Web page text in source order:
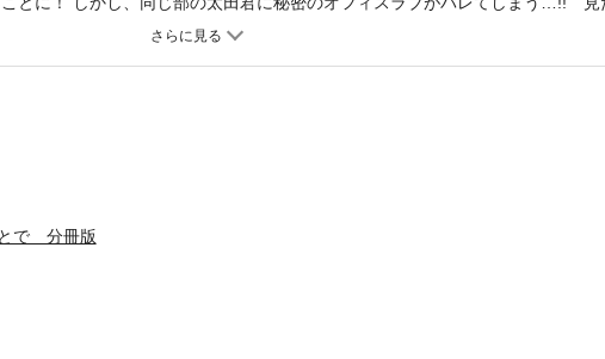
か…！ 超絶美男美女の恋模様に大波乱が――!? お菓子会社で繰り広げられる、
で 分冊版